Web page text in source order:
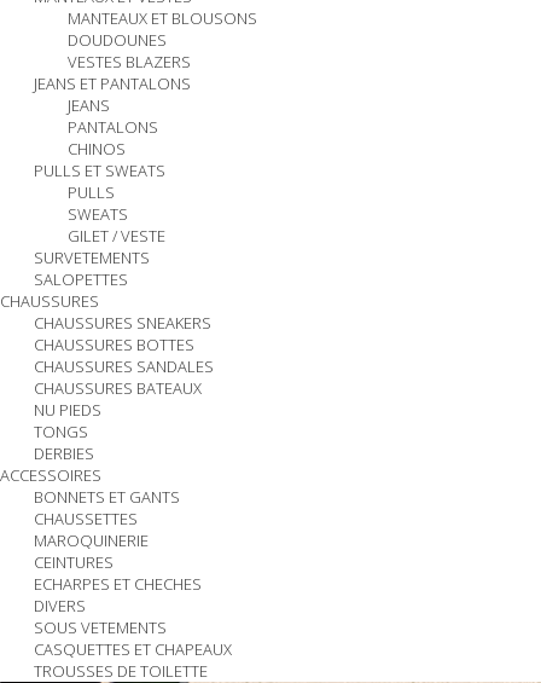
MANTEAUX ET BLOUSONS
DOUDOUNES
VESTES BLAZERS
JEANS ET PANTALONS
JEANS
PANTALONS
CHINOS
PULLS ET SWEATS
PULLS
SWEATS
GILET / VESTE
SURVETEMENTS
SALOPETTES
CHAUSSURES
CHAUSSURES SNEAKERS
CHAUSSURES BOTTES
CHAUSSURES SANDALES
CHAUSSURES BATEAUX
NU PIEDS
TONGS
DERBIES
ACCESSOIRES
BONNETS ET GANTS
CHAUSSETTES
MAROQUINERIE
CEINTURES
ECHARPES ET CHECHES
DIVERS
SOUS VETEMENTS
CASQUETTES ET CHAPEAUX
TROUSSES DE TOILETTE